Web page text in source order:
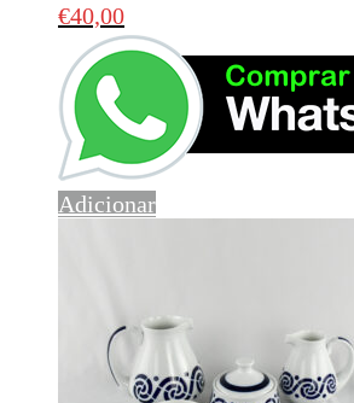
€40,00
Adicionar